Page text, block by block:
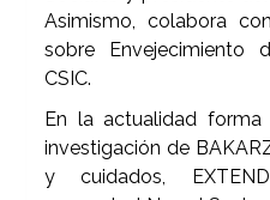
Asimismo, colabora
sobre Envejecimiento
CSIC.
En la actualidad
investigación de
y cuidados,